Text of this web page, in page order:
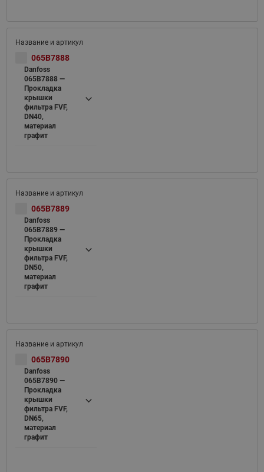
065B7888
Danfoss
065B7888 —
Прокладка
крышки
фильтра FVF,
DN40,
материал
графит
065B7889
Danfoss
065B7889 —
Прокладка
крышки
фильтра FVF,
DN50,
материал
графит
065B7890
Danfoss
065B7890 —
Прокладка
крышки
фильтра FVF,
DN65,
материал
графит